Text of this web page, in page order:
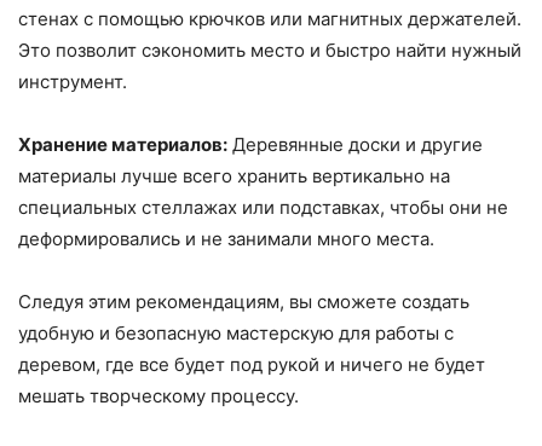
стенах с помощью крючков или магнитных держателей.
Это позволит сэкономить место и быстро найти нужный
инструмент.
Хранение материалов: Деревянные доски и другие
материалы лучше всего хранить вертикально на
специальных стеллажах или подставках, чтобы они не
деформировались и не занимали много места.
Следуя этим рекомендациям, вы сможете создать
удобную и безопасную мастерскую для работы с
деревом, где все будет под рукой и ничего не будет
мешать творческому процессу.